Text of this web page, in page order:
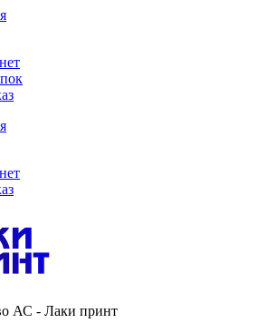
АС - Лаки принт